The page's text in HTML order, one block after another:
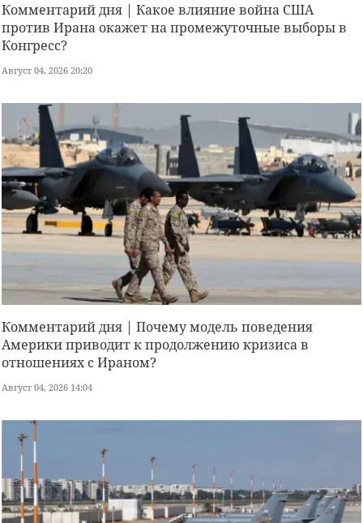
Комментарий дня | Какое влияние война США
против Ирана окажет на промежуточные выборы в
Конгресс?
Август 04, 2026 20:20
Комментарий дня | Почему модель поведения
Америки приводит к продолжению кризиса в
отношениях с Ираном?
Август 04, 2026 14:04